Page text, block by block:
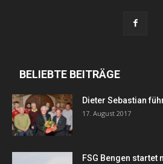
BELIEBTE BEITRÄGE
Dieter Sebastian
17. August 2017
FSG Bengen